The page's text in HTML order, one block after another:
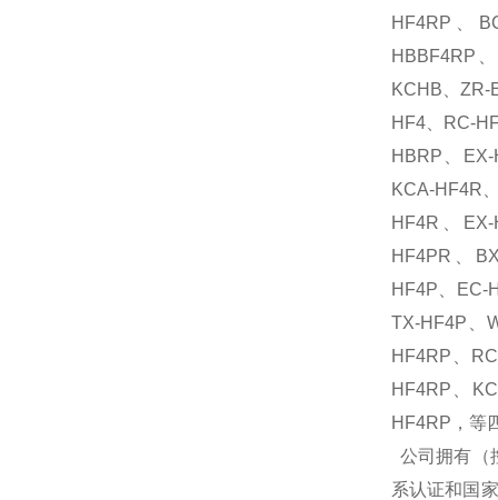
HF4RP、
HBBF4RP
KCHB、
HF4、RC-
HBRP、
KCA-HF4R
HF4R、
HF4PR、
HF4P、EC-
TX-HF4P、
HF4RP、
HF4RP、
HF4RP， 等
公司拥有（
系认证和国